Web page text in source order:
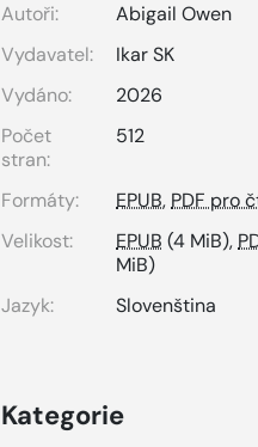
Autoři:
Abigail Owen
Vydavatel:
Ikar SK
Vydáno:
2026
Počet
stran:
512
Formáty: EPUB,PDF pro
Velikost:
EPUB (4 MiB),
MiB)
Jazyk:
Slovenština
Kategorie